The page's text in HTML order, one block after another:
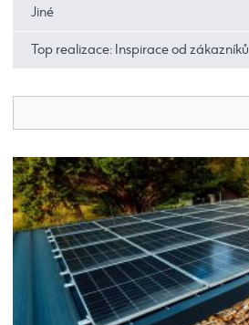
Jiné
Top realizace: Inspirace od zákazníků